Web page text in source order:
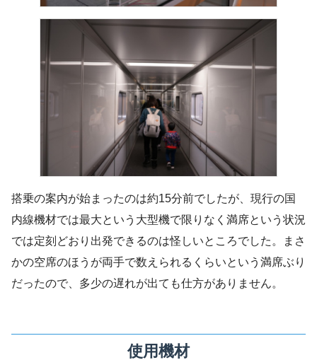
搭乗の案内が始まったのは約15分前でしたが、現行の国
内線機材では最大という大型機で限りなく満席という状況
では定刻どおり出発できるのは怪しいところでした。まさ
かの空席のほうが両手で数えられるくらいという満席ぶり
だったので、多少の遅れが出ても仕方がありません。
使用機材